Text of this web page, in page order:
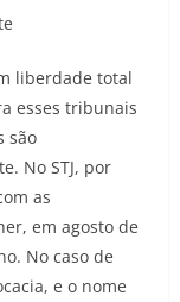
liberdade total
esses tribunais
são
No STJ, por
as
em agosto de
No caso de
e o nome